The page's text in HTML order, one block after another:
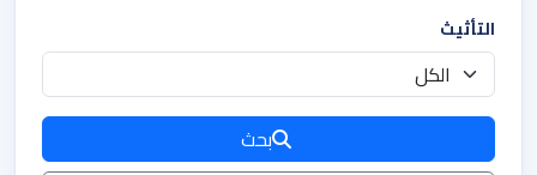
التأثيث
بحث